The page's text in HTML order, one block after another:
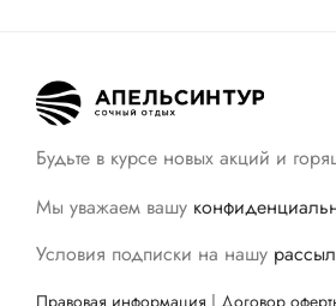
Будьте в курсе новых акций и
Мы уважаем вашу
Условия подписки на нашу